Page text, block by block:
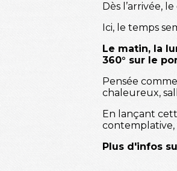
Dès l’arrivée,
Ici, le temps
Le matin, la
360° sur le
Pensée
chaleureux,
En lançant
Plus d'infos